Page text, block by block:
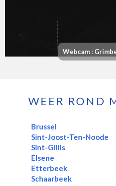
Webcam :
WEER ROND
Brussel
Sint-Joost-Ten-Noode
Sint-Gillis
Elsene
Etterbeek
Schaarbeek